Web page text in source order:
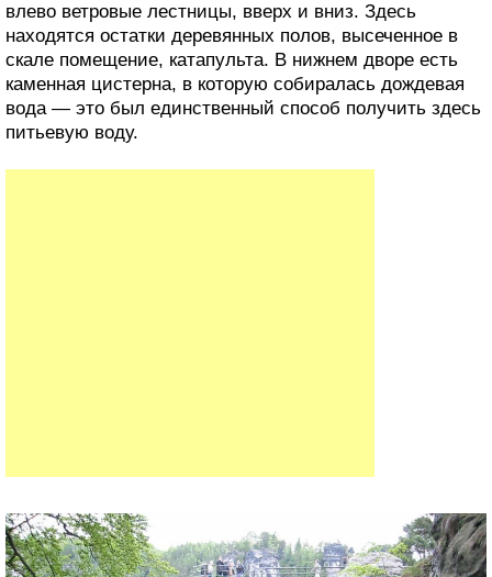
влево ветровые лестницы, вверх и вниз. Здесь
находятся остатки деревянных полов, высеченное в
скале помещение, катапульта. В нижнем дворе есть
каменная цистерна, в которую собиралась дождевая
вода — это был единственный способ получить здесь
питьевую воду.